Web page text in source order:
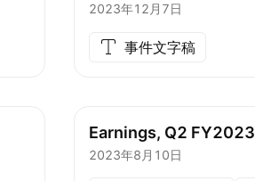
2023年12月7日
事件文字稿
Earnings, Q2 FY2023
2023年8月10日